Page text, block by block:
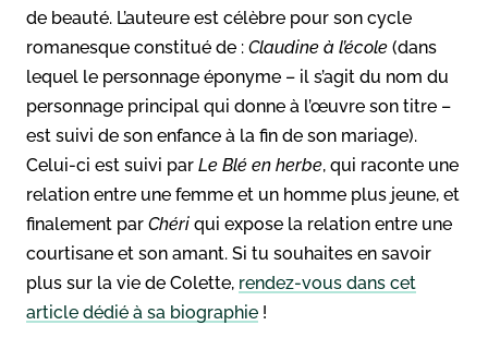
de beauté. L’auteure est célèbre pour son cycle
romanesque constitué de : Claudine à l’école (dans
lequel le personnage éponyme – il s’agit du nom du
personnage principal qui donne à l’œuvre son titre –
est suivi de son enfance à la fin de son mariage).
Celui-ci est suivi par Le Blé en herbe, qui raconte une
relation entre une femme et un homme plus jeune, et
finalement par Chéri qui expose la relation entre une
courtisane et son amant. Si tu souhaites en savoir
plus sur la vie de Colette, rendez-vous dans cet
article dédié à sa biographie !